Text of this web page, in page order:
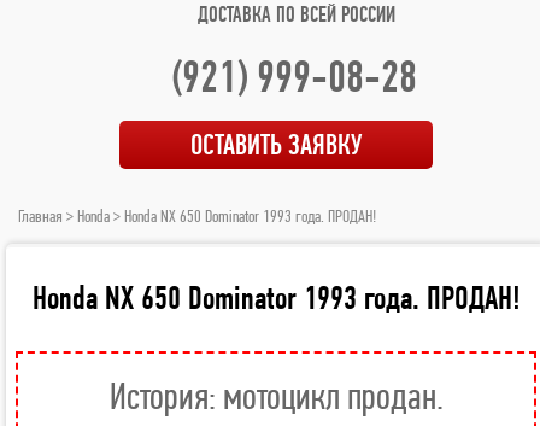
ДОСТАВКА ПО ВСЕЙ РОССИИ
(921) 999-08-28
ОСТАВИТЬ ЗАЯВКУ
Главная > Honda> Honda NX 650 Dominator 1993 года. ПРОДАН!
Honda NX 650 Dominator 1993 года. ПРОДАН!
История: мотоцикл продан.